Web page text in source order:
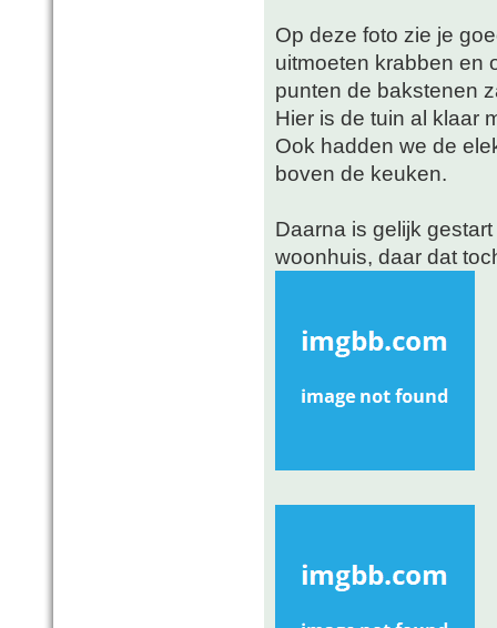
Op deze foto zie je
uitmoeten krabben en
punten de bakstenen
Hier is de tuin al klaar
Ook hadden we de
boven de keuken.
Daarna is gelijk
woonhuis, daar dat